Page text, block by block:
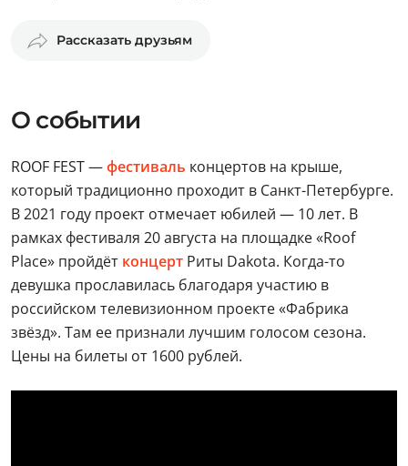
Рассказать друзьям
О событии
ROOF FEST —фестиваль концертов на крыше,
который традиционно проходит в Санкт-Петербурге.
В 2021 году проект отмечает юбилей — 10 лет. В
рамках фестиваля 20 августа на площадке «Roof
Place» пройдёт концерт Риты Dakota. Когда-то
девушка прославилась благодаря участию в
российском телевизионном проекте «Фабрика
звёзд». Там ее признали лучшим голосом сезона.
Цены на билеты от 1600 рублей.